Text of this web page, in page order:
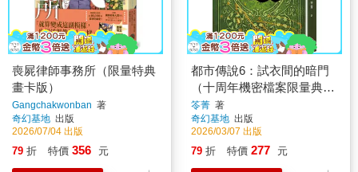
喪屍律師事務所（限量特典
畫卡版）
Gangchakwonban 著
奇幻基地 出版
2026/07/04 出版
79 折 特價 356 元
都市傳說6：試衣間的暗門
（十周年機密檔案限量典藏
版+番外篇）
笭菁 著
奇幻基地 出版
2026/03/07 出版
79 折 特價 277 元